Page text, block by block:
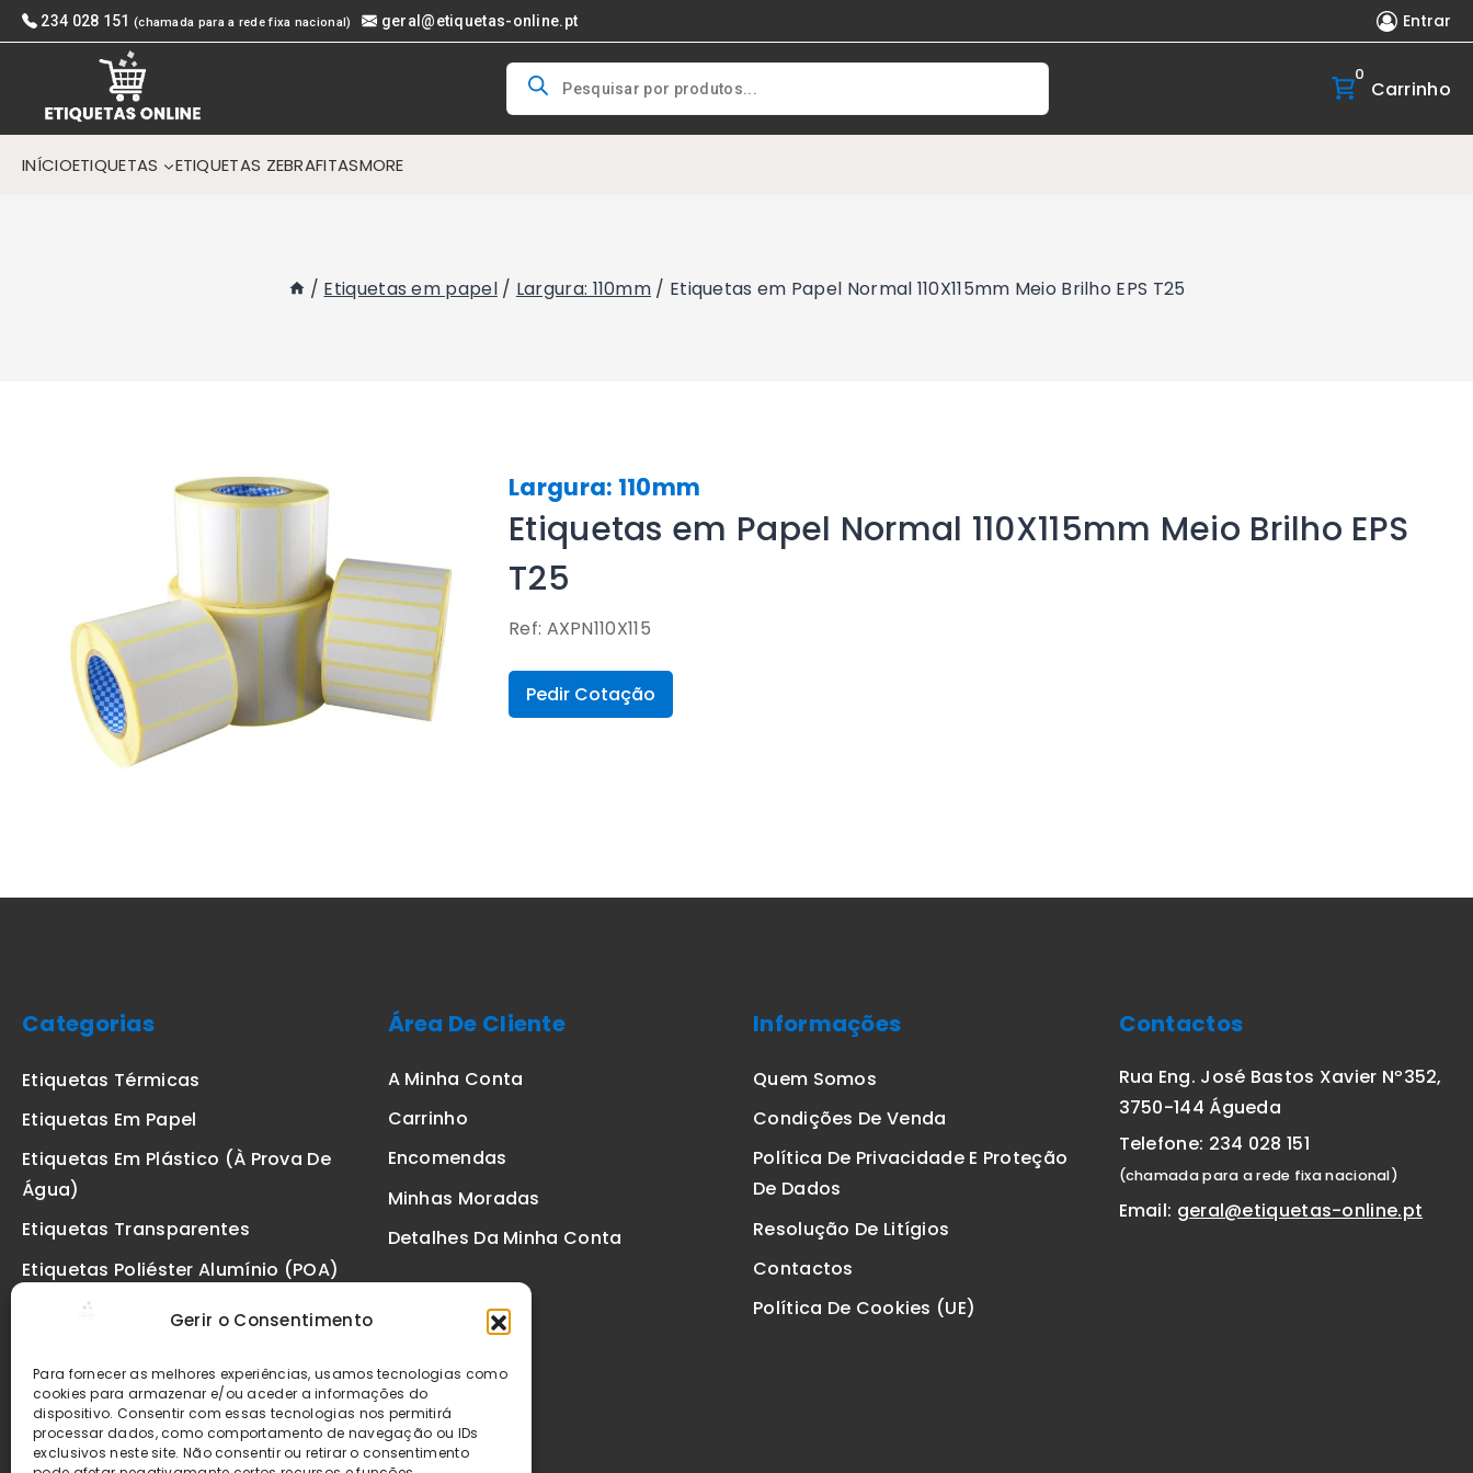
Gerir o Consentimento
Para fornecer as melhores experiências, usamos tecnologias como
cookies para armazenar e/ou aceder a informações do
dispositivo. Consentir com essas tecnologias nos permitirá
processar dados, como comportamento de navegação ou IDs
exclusivos neste site. Não consentir ou retirar o consentimento
Skip
to
234 028 151 (chamada para a rede fixa nacional) geral@etiquetas-online.pt Entrar
Products
search
0
Carrinho
INÍCIOETIQUETAS ETIQUETAS ZEBRAFITASMORE
/ Etiquetas em papel / Largura: 110mm / Etiquetas em Papel Normal 110X115mm Meio Brilho EPS T25
Largura: 110mm
Etiquetas em Papel Normal 110X115mm Meio Brilho EPS
T25
Ref: AXPN110X115
Pedir Cotação
Categorias
Etiquetas Térmicas
Etiquetas Em Papel
Etiquetas Em Plástico (à Prova De
Água)
Etiquetas Transparentes
Etiquetas Poliéster Alumínio (POA)
Etiquetas De Segurança VOID
Etiquetas Zebra
Fitas
Área De Cliente
A Minha Conta
Carrinho
Encomendas
Minhas Moradas
Detalhes Da Minha Conta
Informações
Quem Somos
Condições De Venda
Política De Privacidade E Proteção
De Dados
Resolução De Litígios
Contactos
Política De Cookies (UE)
Contactos
Rua Eng. José Bastos Xavier Nº352,
3750-144 Águeda
Telefone: 234 028 151
(chamada para a rede fixa nacional)
Email: geral@etiquetas-online.pt